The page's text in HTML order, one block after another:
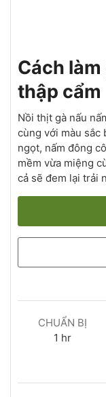
Cách
thập cẩm
Nồi thịt gà nấu
cùng với màu sắc
ngọt, nấm đông
mềm vừa miệng
cả sẽ đem lại trải
CHUẨN BỊ
1 hr